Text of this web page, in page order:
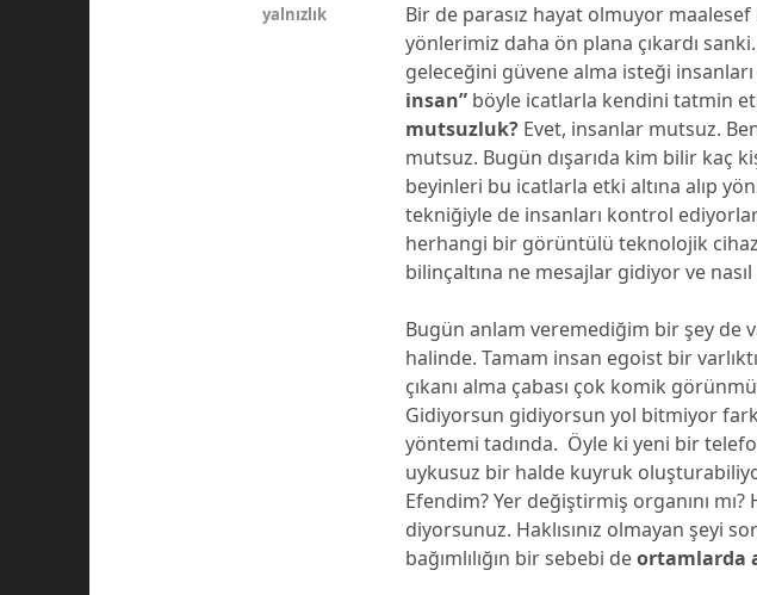
Bir de parasız hayat olmuyor
yönlerimiz daha ön plana çıkardı
geleceğini güvene alma isteği insanları
insan” böyle icatlarla kendini tatmin
mutsuzluk? Evet, insanlar mutsuz.
mutsuz. Bugün dışarıda kim bilir kaç
beyinleri bu icatlarla etki altına alıp
tekniğiyle de insanları kontrol
herhangi bir görüntülü teknolojik
bilinçaltına ne mesajlar gidiyor ve nasıl
Bugün anlam veremediğim bir şey de
halinde. Tamam insan egoist bir
çıkanı alma çabası çok komik
Gidiyorsun gidiyorsun yol bitmiyor
yöntemi tadında. Öyle ki yeni bir
uykusuz bir halde kuyruk
Efendim? Yer değiştirmiş organını
diyorsunuz. Haklısınız olmayan şeyi
bağımlılığın bir sebebi deortamlarda
yalnızlık